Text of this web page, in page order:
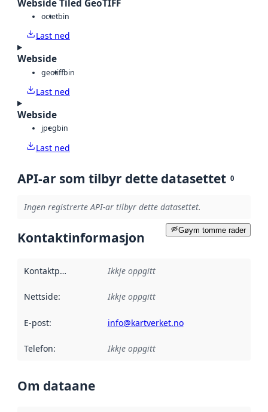
Webside Tiled GeoTIFF
octetbin
Last ned
Webside
geotiffbin
Last ned
Webside
jpegbin
Last ned
API-ar som tilbyr dette datasettet 0
Ingen registrerte API-ar tilbyr dette datasettet.
Gøym tomme rader
Kontaktinformasjon
Kontaktpunkt Ikkje oppgitt
Nettside: Ikkje oppgitt
E-post: info@kartverket.no
Telefon: Ikkje oppgitt
Om dataane